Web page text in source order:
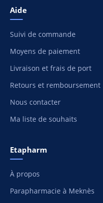
Aide
Suivi de commande
Moyens de paiement
Livraison et frais de port
Retours et remboursement
Nous contacter
Ma liste de souhaits
Etapharm
À propos
Parapharmacie à Meknès